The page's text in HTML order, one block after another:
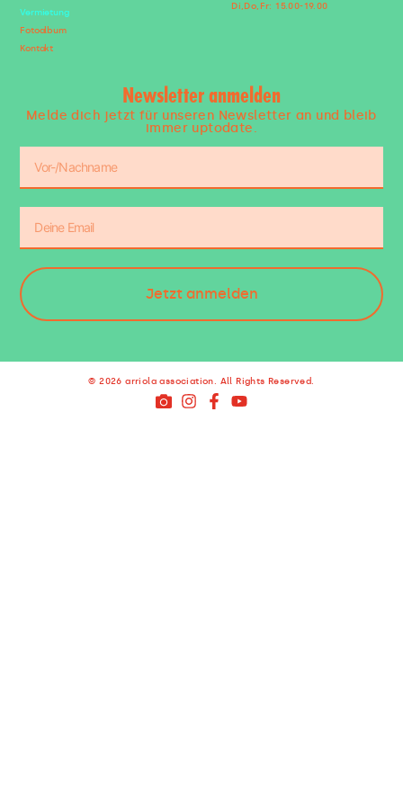
Vermietung
Fotoalbum
Kontakt
Di,Do,Fr: 15.00-19.00
Newsletter anmelden
Melde dich jetzt für unseren Newsletter an und bleib
immer uptodate.
Jetzt anmelden
© 2026 arriola association. All Rights Reserved.